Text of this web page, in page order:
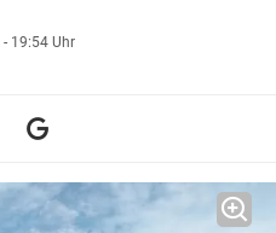
19:54 Uhr